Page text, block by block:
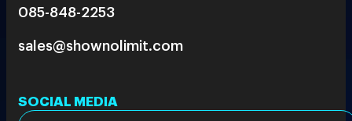
085-848-2253
sales@shownolimit.com
SOCIAL MEDIA